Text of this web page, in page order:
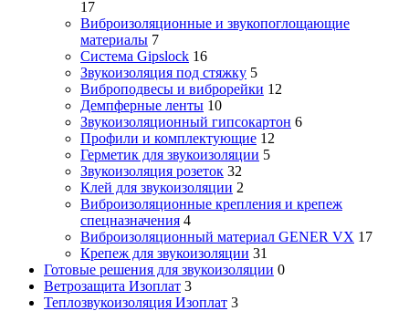
17
Виброизоляционные и звукопоглощающие
материалы 7
Система Gipslock 16
Звукоизоляция под стяжку 5
Виброподвесы и виброрейки 12
Демпферные ленты 10
Звукоизоляционный гипсокартон 6
Профили и комплектующие 12
Герметик для звукоизоляции 5
Звукоизоляция розеток 32
Клей для звукоизоляции 2
Виброизоляционные крепления и крепеж
спецназначения 4
Виброизоляционный материал GENER VX 17
Крепеж для звукоизоляции 31
Готовые решения для звукоизоляции 0
Ветрозащита Изоплат 3
Теплозвукоизоляция Изоплат 3